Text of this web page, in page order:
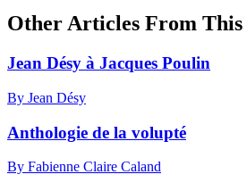
Other Articles From
Jean Désy à Jacques Poulin
By Jean Désy
Anthologie de la volupté
By Fabienne Claire Caland